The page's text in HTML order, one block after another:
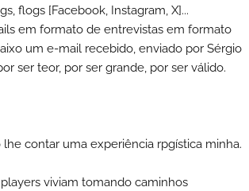
flogs [Facebook, Instagram, X]...
em formato de entrevistas em formato
um e-mail recebido, enviado por Sérgio
ser teor, por ser grande, por ser válido.
contar uma experiência rpgística minha.
viviam tomando caminhos